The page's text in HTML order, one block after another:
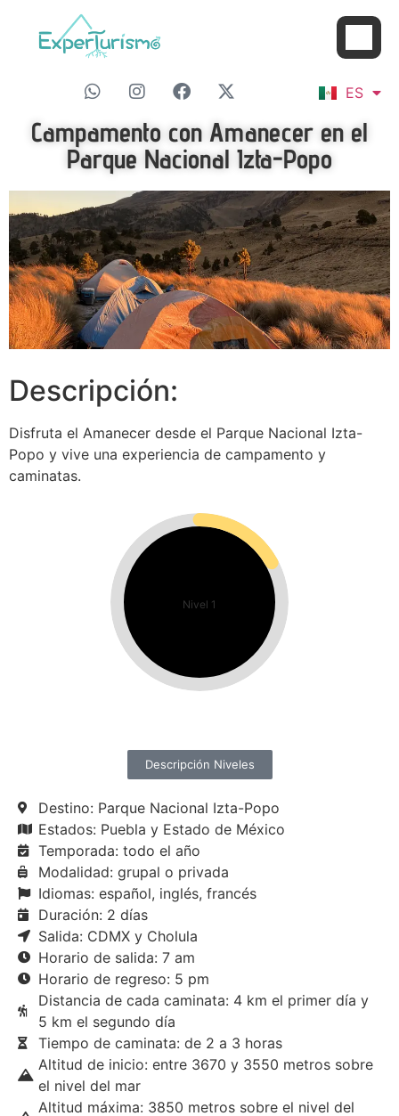
ES
EN
Campamento con Amanecer en el
Parque Nacional Izta-Popo
Descripción:
Disfruta el Amanecer desde el Parque Nacional Izta-
Popo y vive una experiencia de campamento y
caminatas.
Nivel 1
Descripción Niveles
Destino: Parque Nacional Izta-Popo
Estados: Puebla y Estado de México
Temporada: todo el año
Modalidad: grupal o privada
Idiomas: español, inglés, francés
Duración: 2 días
Salida: CDMX y Cholula
Horario de salida: 7 am
Horario de regreso: 5 pm
Distancia de cada caminata: 4 km el primer día y
5 km el segundo día
Tiempo de caminata: de 2 a 3 horas
Altitud de inicio: entre 3670 y 3550 metros sobre
el nivel del mar
Altitud máxima: 3850 metros sobre el nivel del